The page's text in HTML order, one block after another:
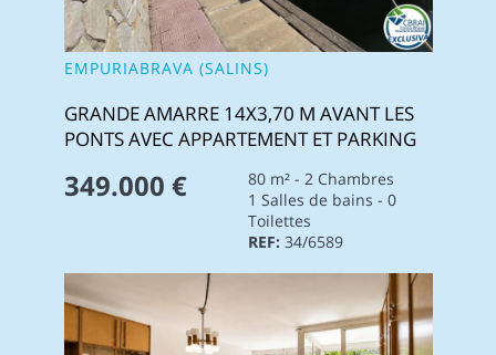
EMPURIABRAVA (SALINS)
GRANDE AMARRE 14X3,70 M AVANT LES
PONTS AVEC APPARTEMENT ET PARKING
349.000 €
80 m² - 2 Chambres
1 Salles de bains - 0
Toilettes
REF: 34/6589